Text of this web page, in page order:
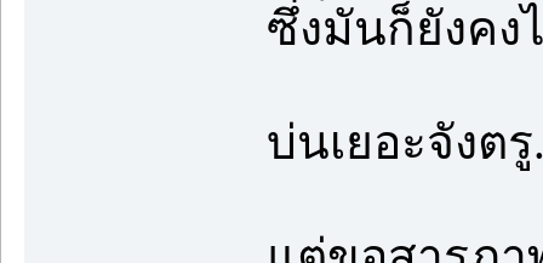
ซึ่งมันก็ยังคง
บ่นเยอะจังต